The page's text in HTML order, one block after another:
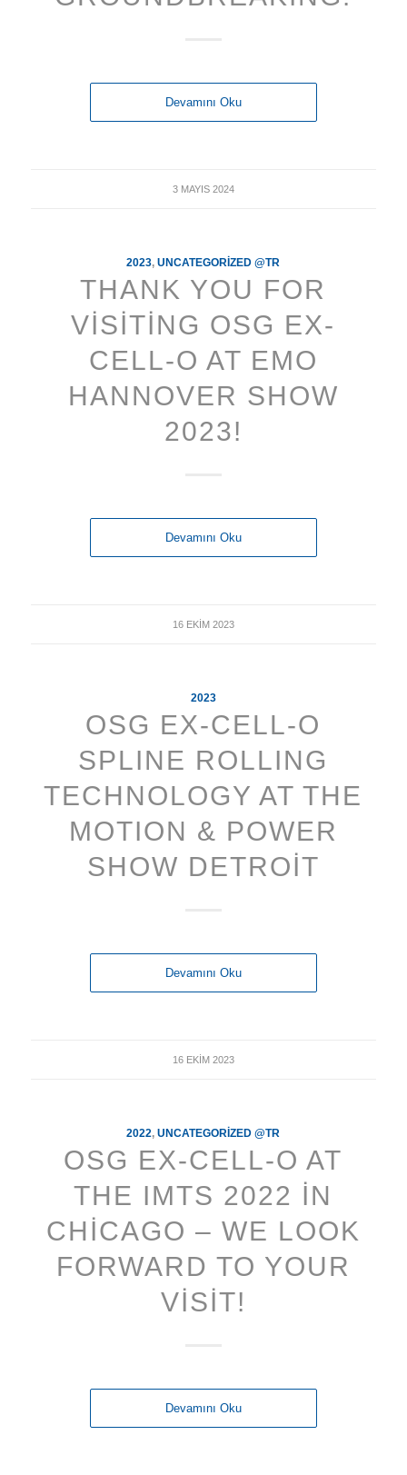
Devamını Oku
3 MAYIS 2024
2023,UNCATEGORIZED @TR
THANK YOU FOR
VISITING OSG EX-
CELL-O AT EMO
HANNOVER SHOW
2023!
Devamını Oku
16 EKIM 2023
2023
OSG EX-CELL-O
SPLINE ROLLING
TECHNOLOGY AT THE
MOTION & POWER
SHOW DETROIT
Devamını Oku
16 EKIM 2023
2022,UNCATEGORIZED @TR
OSG EX-CELL-O AT
THE IMTS 2022 IN
CHICAGO – WE LOOK
FORWARD TO YOUR
VISIT!
Devamını Oku